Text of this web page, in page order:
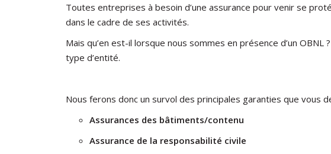
Toutes entreprises à besoin d’une assurance pour venir se
dans le cadre de ses activités.
Mais qu’en est-il lorsque nous sommes en présence d’un
type d’entité.
Nous ferons donc un survol des principales garanties que vous
Assurances des bâtiments/contenu
Assurance de la responsabilité civile